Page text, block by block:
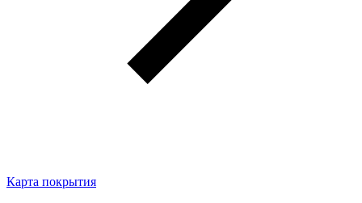
Карта покрытия